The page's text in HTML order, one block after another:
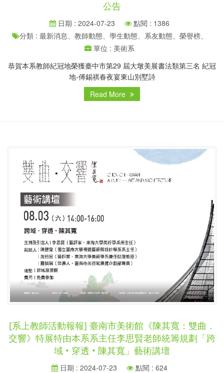
公告
日期 : 2024-07-23
點閱 : 1386
分類 : 最新消息、教師動態、學生動態、系友動態、榮譽榜、
單位 : 美術系
恭賀本系教師紀冠地榮獲臺中市第29 屆大墩美展書法類第三名 紀冠
地-傅錫祺春夜宴東山別墅詩
Read More
[系上教師活動報報] 臺南市美術館《陳其寬：雙曲．
交響》特展特由本系系主任李思賢老師統籌規劃「跨
域 • 穿透 • 陳其寬」藝術講壇
日期 : 2024-07-23
點閱 : 624